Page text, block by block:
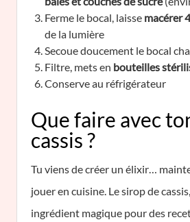
Ferme le bocal, laisse macérer
de la lumière
Secoue doucement le bocal
Filtre, mets en bouteilles
Conserve au réfrigérateur
Que faire avec
cassis ?
Tu viens de créer un élixir…
jouer en cuisine. Le sirop de
ingrédient magique pour des